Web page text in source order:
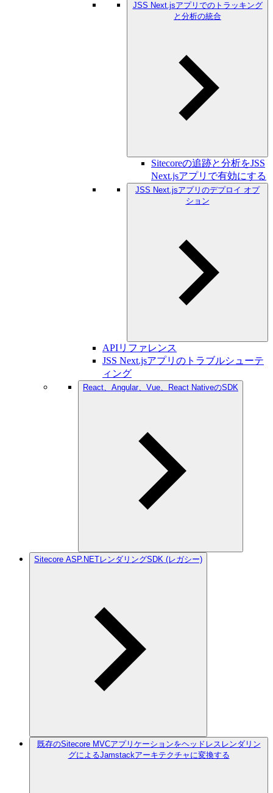
JSS Next.jsアプリでのトラッキング
と分析の統合
Sitecoreの追跡と分析をJSS
Next.jsアプリで有効にする
JSS Next.jsアプリのデプロイ オプ
ション
APIリファレンス
JSS Next.jsアプリのトラブルシューテ
ィング
React、Angular、Vue、React NativeのSDK
Sitecore ASP.NETレンダリングSDK (レガシー)
既存のSitecore MVCアプリケーションをヘッドレスレンダリン
グによるJamstackアーキテクチャに変換する